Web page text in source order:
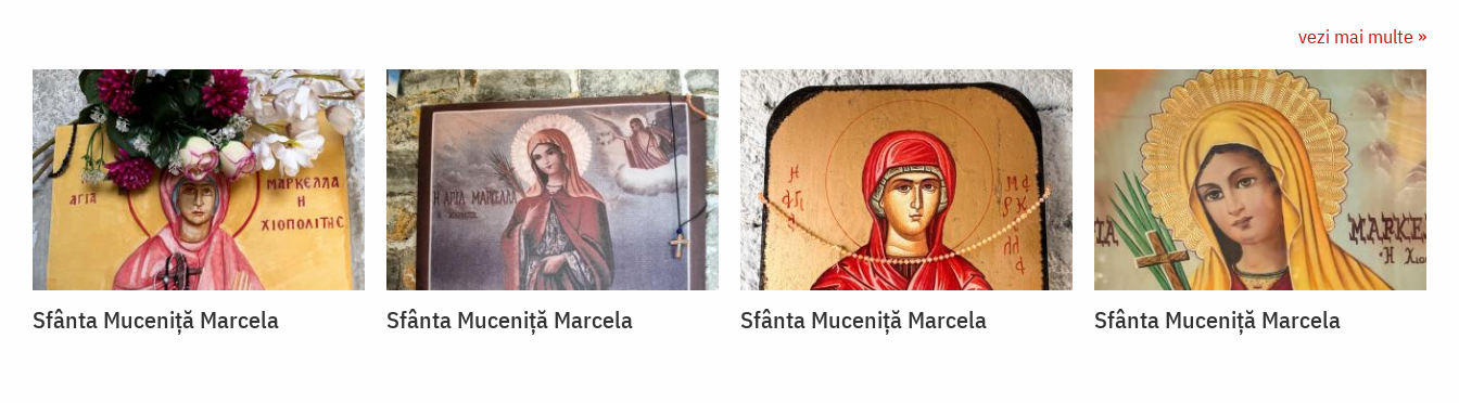
vezi mai multe »
Sfânta Muceniță Marcela Sfânta Muceniță Marcela Sfânta Muceniță Marcela Sfânta Muceniță Marcela